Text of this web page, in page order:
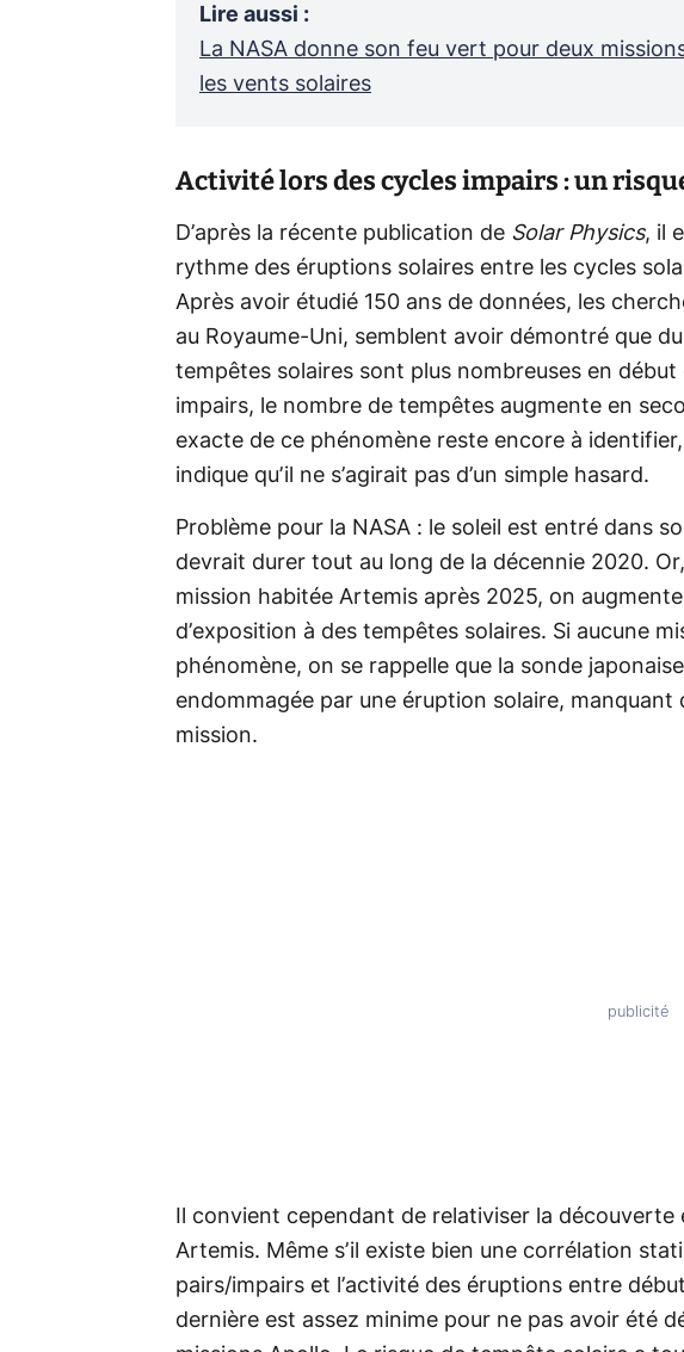
Lire aussi :
La NASA donne son feu vert pour deux
les vents solaires
Activité lors des cycles impairs : un
D’après la récente publication de Solar Physics, il
rythme des éruptions solaires entre les cycles
Après avoir étudié 150 ans de données, les
au Royaume-Uni, semblent avoir démontré que
tempêtes solaires sont plus nombreuses en
impairs, le nombre de tempêtes augmente en
exacte de ce phénomène reste encore à
indique qu’il ne s’agirait pas d’un simple hasard.
Problème pour la NASA : le soleil est entré dans
devrait durer tout au long de la décennie 2020.
mission habitée Artemis après 2025, on
d’exposition à des tempêtes solaires. Si aucune
phénomène, on se rappelle que la sonde japonaise
endommagée par une éruption solaire,
mission.
Il convient cependant de relativiser la
Artemis. Même s’il existe bien une corrélation
pairs/impairs et l’activité des éruptions entre
dernière est assez minime pour ne pas avoir été